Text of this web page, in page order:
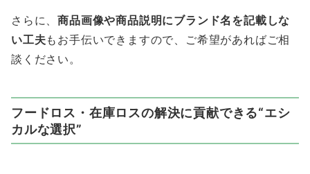
さらに、商品画像や商品説明にブランド名を記載しな
い工夫もお手伝いできますので、ご希望があればご相
談ください。
フードロス・在庫ロスの解決に貢献できる“エシ
カルな選択”